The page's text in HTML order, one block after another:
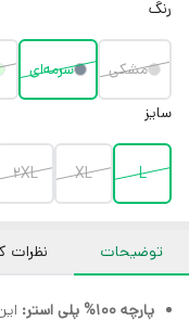
رنگ
مشکی سرمه‌ای
سایز
L
XL
2XL
توضیحات نظرات
پارچه 100% پلی استر: